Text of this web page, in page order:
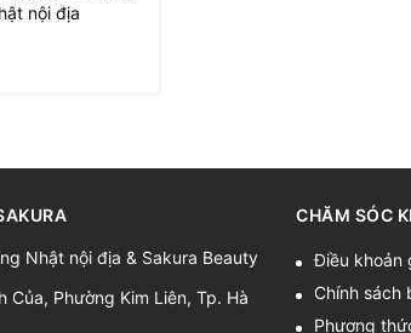
nội địa
Nhật nội địa & Sakura Beauty
Của, Phường Kim Liên, Tp. Hà
CHĂM SÓC
Điều khoản
Chính sách
Phương